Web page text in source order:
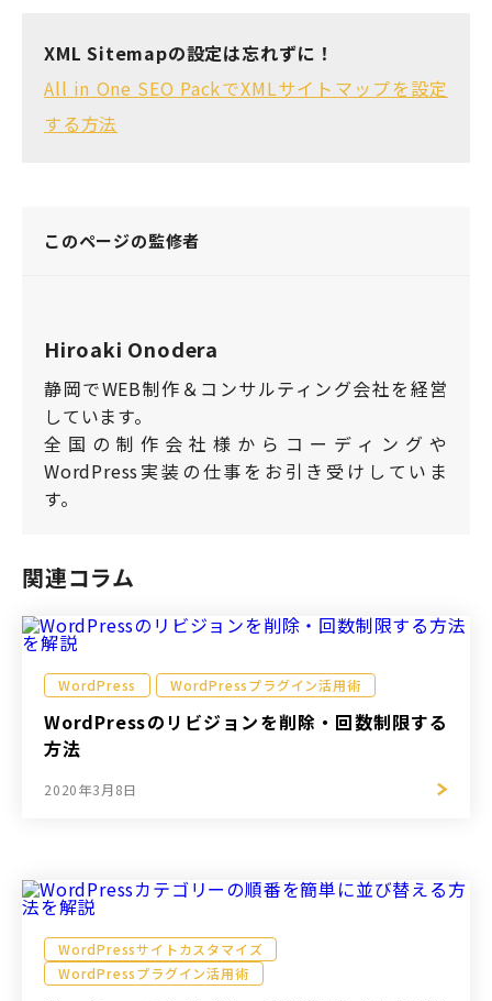
XML Sitemapの設定は忘れずに！
All in One SEO PackでXMLサイトマップを設定
する方法
このページの監修者
Hiroaki Onodera
静岡でWEB制作＆コンサルティング会社を経営
しています。
全国の制作会社様からコーディングや
WordPress実装の仕事をお引き受けしていま
す。
関連コラム
WordPress WordPressプラグイン活用術
WordPressのリビジョンを削除・回数制限する
方法
2020年3月8日
WordPressサイトカスタマイズ
WordPressプラグイン活用術